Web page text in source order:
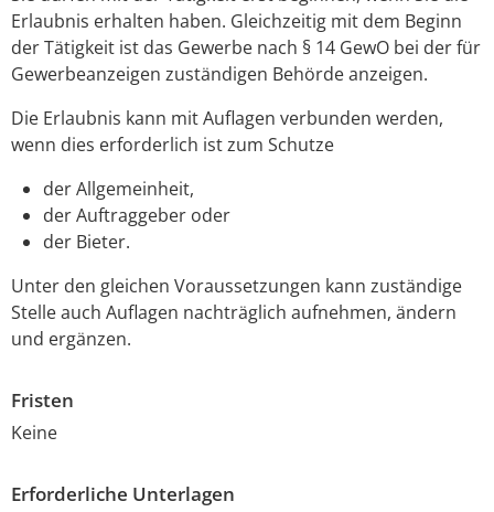
Erlaubnis erhalten haben. Gleichzeitig mit dem Beginn
der Tätigkeit ist das Gewerbe nach § 14 GewO bei der für
Gewerbeanzeigen zuständigen Behörde anzeigen.
Die Erlaubnis kann mit Auflagen verbunden werden,
wenn dies erforderlich ist zum Schutze
der Allgemeinheit,
der Auftraggeber oder
der Bieter.
Unter den gleichen Voraussetzungen kann zuständige
Stelle auch Auflagen nachträglich aufnehmen, ändern
und ergänzen.
Fristen
Keine
Erforderliche Unterlagen